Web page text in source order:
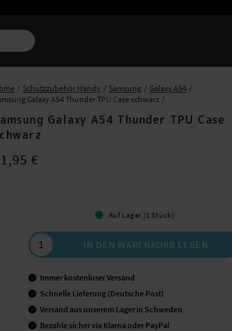
Schutzzubehör Handy Samsung
Galaxy A54
Galaxy A54 Thunder TPU Case schwarz
Galaxy A54 Thunder TPU Case
:11,95 €
€
Auf Lager (1 Stück)
IN DEN WARENKORB LEGEN
Immer kostenloser Versand
Schnelle Lieferung (Deutsche Post)
Versand aus unserem Lager in Schweden
Bezahle sicher via Klarna oder PayPal